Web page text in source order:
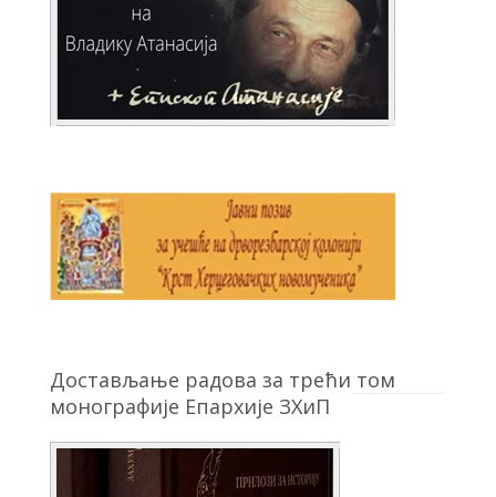
Достављање радова за трећи том
монографије Епархије ЗХиП